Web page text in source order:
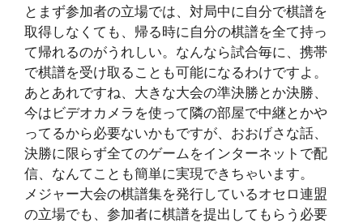
とまず参加者の立場では、対局中に自分で棋譜を
取得しなくても、帰る時に自分の棋譜を全て持っ
て帰れるのがうれしい。なんなら試合毎に、携帯
で棋譜を受け取ることも可能になるわけですよ。
あとあれですね、大きな大会の準決勝とか決勝、
今はビデオカメラを使って隣の部屋で中継とかや
ってるから必要ないかもですが、おおげさな話、
決勝に限らず全てのゲームをインターネットで配
信、なんてことも簡単に実現できちゃいます。
メジャー大会の棋譜集を発行しているオセロ連盟
の立場でも、参加者に棋譜を提出してもらう必要